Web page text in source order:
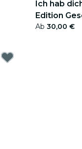
Ich hab
Edition
Ab 30,00 €